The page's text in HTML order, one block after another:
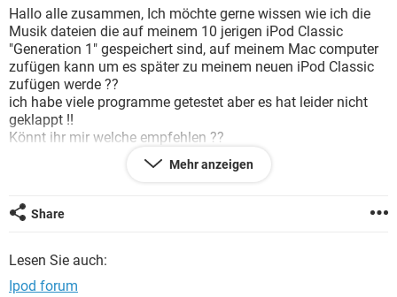
WHATSAPP TIKTOK
FACEBOOK HARDWARE
WINDOWS 10 INSTAGRAM
WHATSAPP TIKTOK
FACEBOOK
Hallo alle zusammen, Ich möchte gerne wissen wie ich die
Musik dateien die auf meinem 10 jerigen iPod Classic
"Generation 1" gespeichert sind, auf meinem Mac computer
zufügen kann um es später zu meinem neuen iPod Classic
zufügen werde ??
ich habe viele programme getestet aber es hat leider nicht
geklappt !!
Könnt ihr mir welche empfehlen ??
Mehr anzeigen
Share
Lesen Sie auch:
Ipod forum